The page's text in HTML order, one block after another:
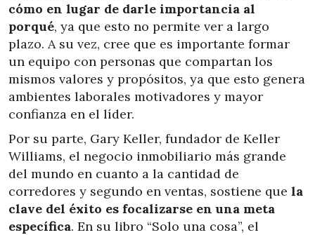
cómo en lugar de darle importancia al
porqué, ya que esto no permite ver a largo
plazo. A su vez, cree que es importante formar
un equipo con personas que compartan los
mismos valores y propósitos, ya que esto genera
ambientes laborales motivadores y mayor
confianza en el líder.
Por su parte, Gary Keller, fundador de Keller
Williams, el negocio inmobiliario más grande
del mundo en cuanto a la cantidad de
corredores y segundo en ventas, sostiene que la
clave del éxito es focalizarse en una meta
específica. En su libro “Solo una cosa”, el